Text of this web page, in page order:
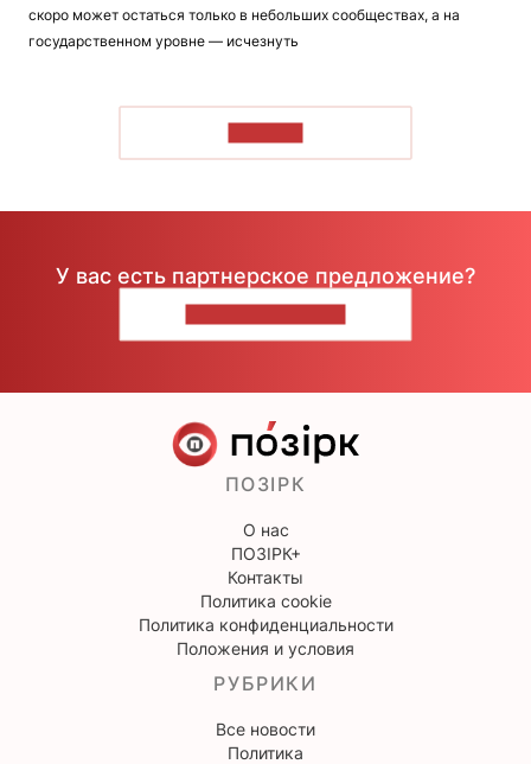
скоро может остаться только в небольших сообществах, а на
государственном уровне — исчезнуть
У вас есть партнерское предложение?
ПОЗІРК
О нас
ПОЗІРК+
Контакты
Политика cookie
Политика конфиденциальности
Положения и условия
РУБРИКИ
Все новости
Политика